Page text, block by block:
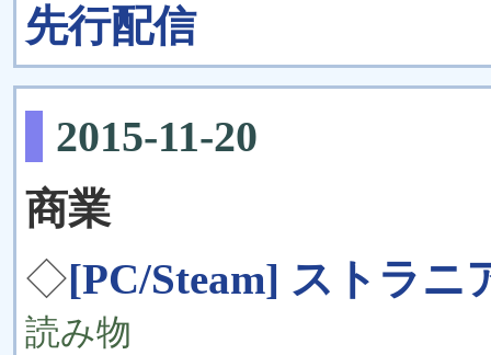
先行配信
2015-11-20
商業
◇[PC/Steam] ストラニ
読み物